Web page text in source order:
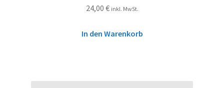
24,00 € inkl. MwSt.
In den Warenkorb